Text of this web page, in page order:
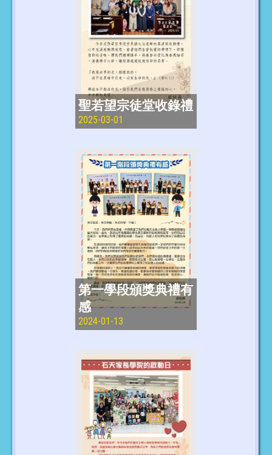
聖若望宗徒堂收錄禮
2025-03-01
第一學段頒獎典禮有
感
2024-01-13